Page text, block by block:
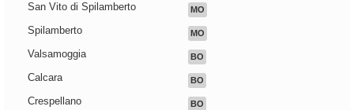
San Vito di Spilamberto MO
Spilamberto MO
Valsamoggia BO
Calcara BO
Crespellano BO